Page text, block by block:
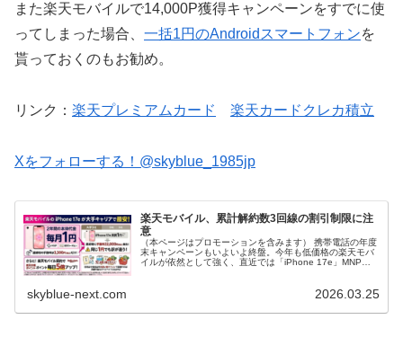
また楽天モバイルで14,000P獲得キャンペーンをすでに使
ってしまった場合、 一括1円のAndroidスマートフォンを
貰っておくのもお勧め。
リンク： 楽天プレミアムカード 楽天カードクレカ積立
Xをフォローする！@skyblue_1985jp
楽天モバイル、累計解約数3回線の割引制限に注
意
（本ページはプロモーションを含みます） 携帯電話の年度
末キャンペーンもいよいよ終盤。今年も低価格の楽天モバ
イルが依然として強く、直近では「iPhone 17e」MNP月
skyblue-next.com 2026.03.25